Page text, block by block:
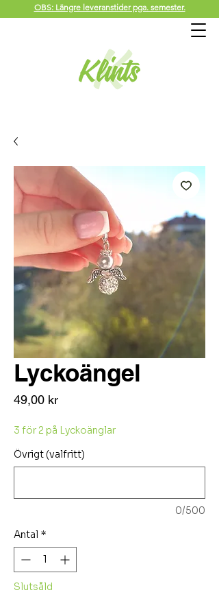
OBS: Längre leveranstider pga. semester.
Lyckoängel
49,00 krPris
3 för 2 på Lyckoänglar
Övrigt (valfritt)
0/500
Antal *
Slutsåld